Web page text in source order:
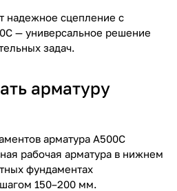
надежное сцепление с
— универсальное решение
задач.
арматуру
арматура А500С
рабочая арматура в нижнем
фундаментах
150–200 мм.